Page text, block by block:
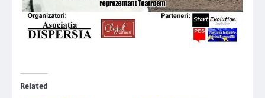
Related